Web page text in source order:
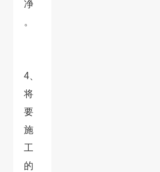
净
。
4、
将
要
施
工
的